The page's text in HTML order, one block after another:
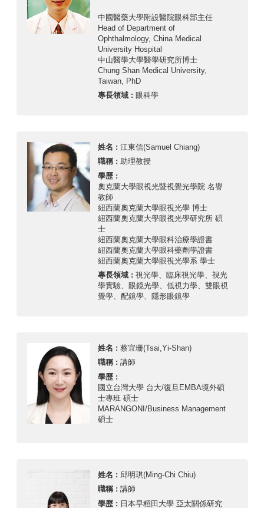
中國醫藥大學附設醫院眼科部主任
Head of Department of
Ophthalmology, China Medical
University Hospital
中山醫學大學醫學研究所博士
Chung Shan Medical University,
Taiwan, PhD
專長領域 : 眼科學
姓名 :江東信(Samuel Chiang)
職稱 :助理教授
學歷 :
奧克蘭大學眼視光暨視覺光學院 名譽
教師
紐西蘭奧克蘭大學眼視光學 博士
紐西蘭奧克蘭大學眼視光學研究所 碩
士
紐西蘭奧克蘭大學眼科治療學證書
紐西蘭奧克蘭大學眼科藥劑學證書
紐西蘭奧克蘭大學眼視光學系 學士
專長領域 :視光學、臨床視光學、視光
學實驗、眼鏡光學、低視力學、雙眼視
覺學、配鏡學、隱形眼鏡學
姓名 :蔡宜珊(Tsai,Yi-Shan)
職稱 :講師
學歷 :
國立台灣大學 台大/復旦EMBA境外碩
士專班 碩士
MARANGONI/Business Management
碩士
姓名 : 邱明琪(Ming-Chi Chiu)
職稱 :講師
學歷 : 日本早稻田大學 亞太關係研究